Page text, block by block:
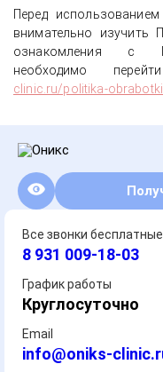
Перед
внимательно изучить
ознакомления с
необходимо
clinic.ru/politika-
Все звонки
8 931 009-18-03
График работы
Круглосуточно
Email
info@oniks-